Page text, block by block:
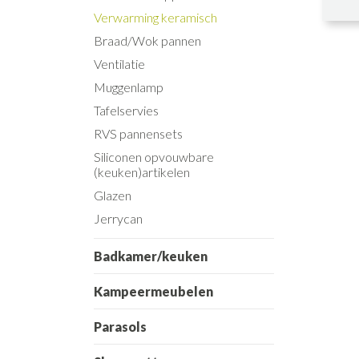
Verwarming keramisch
Braad/Wok pannen
Ventilatie
Muggenlamp
Tafelservies
RVS pannensets
Siliconen opvouwbare
(keuken)artikelen
Glazen
Jerrycan
Badkamer/keuken
Kampeermeubelen
Parasols